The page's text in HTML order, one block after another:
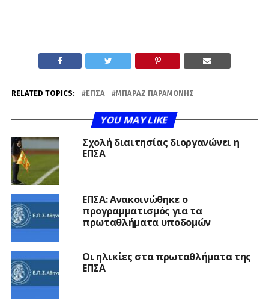
RELATED TOPICS: ΕΠΣΑ ΜΠΑΡΑΖ ΠΑΡΑΜΟΝΉΣ
YOU MAY LIKE
Σχολή διαιτησίας διοργανώνει η
ΕΠΣΑ
ΕΠΣΑ: Ανακοινώθηκε ο
προγραμματισμός για τα
πρωταθλήματα υποδομών
Οι ηλικίες στα πρωταθλήματα της
ΕΠΣΑ